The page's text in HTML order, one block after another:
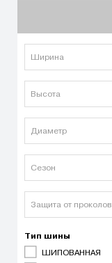
Ширина
Высота
Диаметр
Сезон
Защита от проколов
Тип шины
ШИПОВАННАЯ